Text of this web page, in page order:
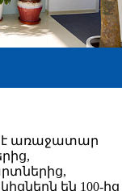
է առաջատար
են 100-ից